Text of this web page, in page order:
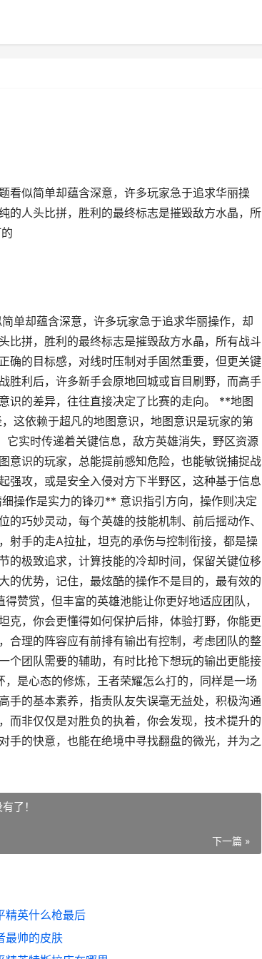
似简单却蕴含深意，许多玩家急于追求华丽操
的人头比拼，胜利的最终标志是摧毁敌方水晶，所
单却蕴含深意，许多玩家急于追求华丽操作，却
比拼，胜利的最终标志是摧毁敌方水晶，所有战斗
确的目标感，对线时压制对手固然重要，但更关键
胜利后，许多新手会原地回城或盲目刷野，而高手
识的差异，往往直接决定了比赛的走向。 **地图
这依赖于超凡的地图意识，地图意识是玩家的第
它实时传递着关键信息，敌方英雄消失，野区资源
意识的玩家，总能提前感知危险，也能敏锐捕捉战
强攻，或是安全入侵对方下半野区，这种基于信息
操作是实力的锋刃** 意识指引方向，操作则决定
巧妙灵动，每个英雄的技能机制、前后摇动作、
射手的走A拉扯，坦克的承伤与控制衔接，都是操
的极致追求，计算技能的冷却时间，保留关键位移
的优势，记住，最炫酷的操作不是目的，最有效的
赞赏，但丰富的英雄池能让你更好地适应团队，
克，你会更懂得如何保护后排，体验打野，你能更
合理的阵容应有前排有输出有控制，考虑团队的整
个团队需要的辅助，有时比抢下想玩的输出更能接
是心态的修炼，王者荣耀怎么打的，同样是一场
手的基本素养，指责队友失误毫无益处，积极沟通
而非仅仅是对胜负的执着，你会发现，技术提升的
手的快意，也能在绝境中寻找翻盘的微光，并为之
了！
下一篇 »
精英什么枪最后
最帅的皮肤